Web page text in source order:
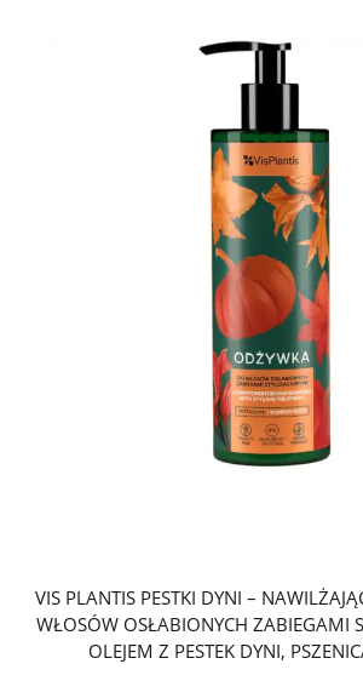
VIS PLANTIS PESTKI DYNI –
WŁOSÓW OSŁABIONYCH ZABIEGAMI
OLEJEM Z PESTEK DYNI,